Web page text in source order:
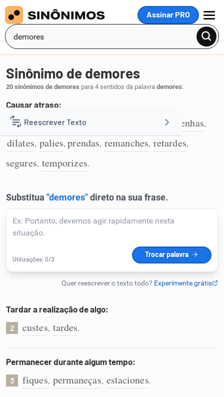
Assinar PRO
MENU
Reescrever Texto
Resumir Texto
Detector de IA
Humanizador de IA
Caça-palavras
Sinônimo de demores
20 sinônimos de demores para 4 sentidos da palavra demores:
Causar atraso:
1 delongues,atrases ,detenhas,
dilates, palies,prendas, remanches, retardes,
segures, temporizes.
Tardar a realização de algo:
2 custes, tardes.
Permanecer durante algum tempo:
3 fiques, permaneças, estaciones.